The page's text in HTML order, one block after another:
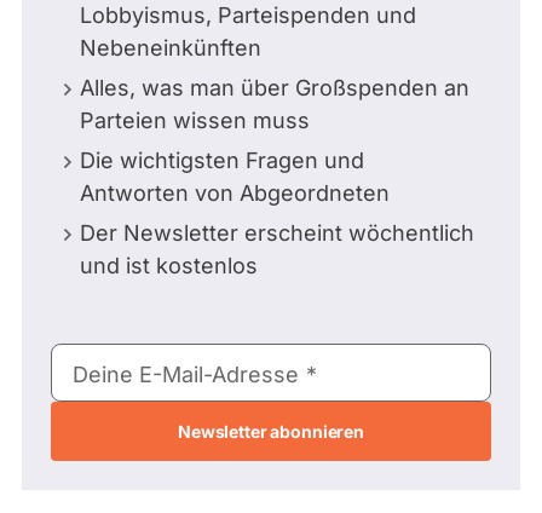
Lobbyismus, Parteispenden und
Nebeneinkünften
Alles, was man über Großspenden an
Parteien wissen muss
Die wichtigsten Fragen und
Antworten von Abgeordneten
Der Newsletter erscheint wöchentlich
und ist kostenlos
E-
Mail-
Deine E-Mail-Adresse